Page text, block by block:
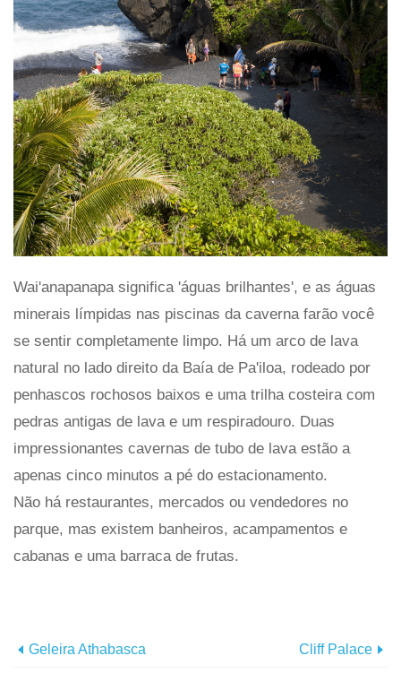
Wai'anapanapa significa 'águas brilhantes', e as águas
minerais límpidas nas piscinas da caverna farão você
se sentir completamente limpo. Há um arco de lava
natural no lado direito da Baía de Pa'iloa, rodeado por
penhascos rochosos baixos e uma trilha costeira com
pedras antigas de lava e um respiradouro. Duas
impressionantes cavernas de tubo de lava estão a
apenas cinco minutos a pé do estacionamento.
Não há restaurantes, mercados ou vendedores no
parque, mas existem banheiros, acampamentos e
cabanas e uma barraca de frutas.
Geleira Athabasca Cliff Palace